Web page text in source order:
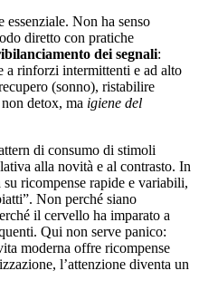
Non ha senso
diretto con pratiche
dei segnali:
a rinforzi intermittenti e ad alto
(sonno), ristabilire
detox, ma igiene del
di consumo di stimoli
alla novità e al contrasto. In
ricompense rapide e variabili,
Non perché siano
il cervello ha imparato a
Qui non serve panico:
moderna offre ricompense
l’attenzione diventa un